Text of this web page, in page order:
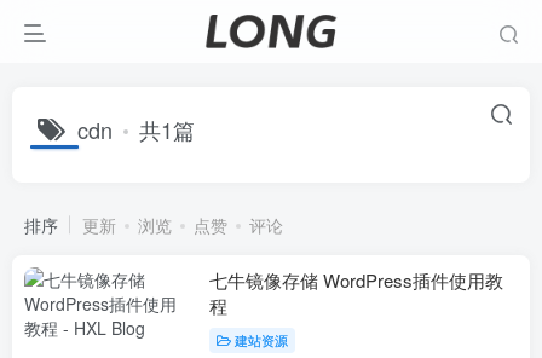
cdn 共1篇
排序 更新 浏览 点赞 评论
七牛镜像存储 WordPress插件使用教
程
建站资源